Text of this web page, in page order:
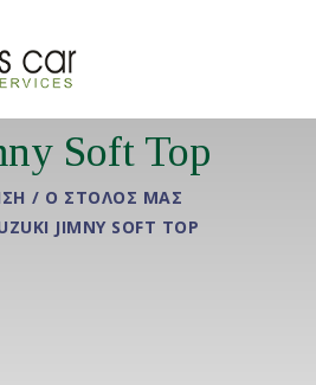
Soft Top
Ο ΣΤΌΛΟΣ ΜΑΣ
JIMNY SOFT TOP